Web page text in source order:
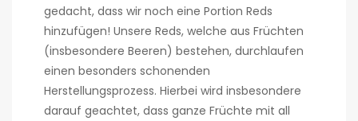
gedacht, dass wir noch eine Portion Reds
hinzufügen! Unsere Reds, welche aus Früchten
(insbesondere Beeren) bestehen, durchlaufen
einen besonders schonenden
Herstellungsprozess. Hierbei wird insbesondere
darauf geachtet, dass ganze Früchte mit all